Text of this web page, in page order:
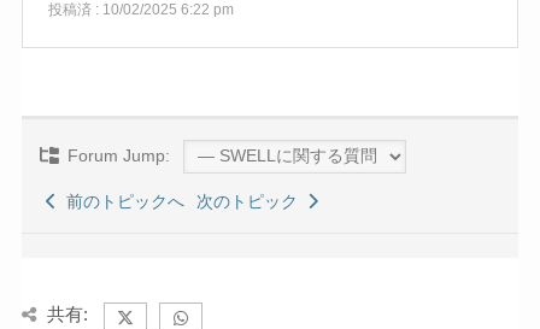
投稿済 : 10/02/2025 6:22 pm
Forum Jump:
前のトピックへ 次のトピック
共有: